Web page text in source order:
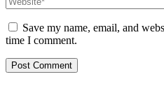
Save my name, email, and
time I comment.